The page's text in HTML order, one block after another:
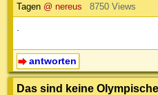
Tagen @ nereus 8750 Views
antworten
Das sind keine